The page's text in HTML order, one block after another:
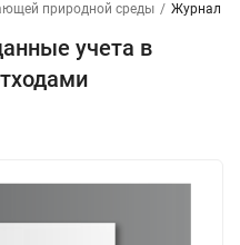
природной среды / Журнал
учета в